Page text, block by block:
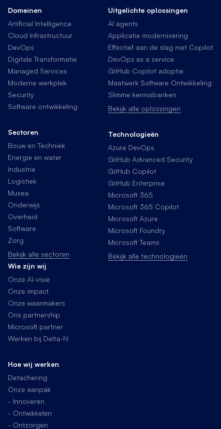
Domeinen
Artificial Intelligence
Cloud Infrastructuur
DevOps
Digitale Transformatie
Managed Services
Moderne werkplek
Security
Software ontwikkeling
Sectoren
Bouw en Techniek
Energie en water
Industrie
Logistiek
Musea
Onderwijs
Overheid
Software
Zorg
Bekijk alle sectoren
Uitgelichte oplossingen
AI agents
Applicatie modernisering
Effectief aan de slag met Copilot
DevOps as a service
GitHub Copilot adoptie
Maatwerk Software Ontwikkeling
Slimme kennisbanken
Bekijk alle oplossingen
Technologieën
Azure DevOps
GitHub Advanced Security
GitHub Copilot
GitHub Enterprise
Microsoft 365
Microsoft 365 Copilot
Microsoft Azure
Microsoft Foundry
Microsoft Teams
Bekijk alle technologieën
Wie zijn wij
Onze AI-visie
Onze impact
Onze waarmakers
Ons partnership
Microsoft partner
Werken bij Delta-N
Hoe wij werken
Detachering
Onze aanpak
- Innoveren
- Ontwikkelen
- Ontzorgen